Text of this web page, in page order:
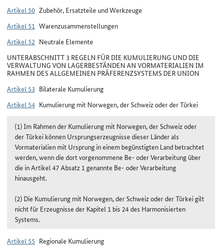
Artikel 50 Zubehör, Ersatzteile und Werkzeuge
Artikel 51 Warenzusammenstellungen
Artikel 52 Neutrale Elemente
UNTERABSCHNITT 3 REGELN FÜR DIE KUMULIERUNG UND DIE
VERWALTUNG VON LAGERBESTÄNDEN AN VORMATERIALIEN IM
RAHMEN DES ALLGEMEINEN PRÄFERENZSYSTEMS DER UNION
Artikel 53 Bilaterale Kumulierung
Artikel 54 Kumulierung mit Norwegen, der Schweiz oder der Türkei
(1) Im Rahmen der Kumulierung mit Norwegen, der Schweiz oder
der Türkei können Ursprungserzeugnisse dieser Länder als
Vormaterialien mit Ursprung in einem begünstigten Land betrachtet
werden, wenn die dort vorgenommene Be- oder Verarbeitung über
die in Artikel 47 Absatz 1 genannte Be- oder Verarbeitung
hinausgeht.
(2) Die Kumulierung mit Norwegen, der Schweiz oder der Türkei gilt
nicht für Erzeugnisse der Kapitel 1 bis 24 des Harmonisierten
Systems.
Artikel 55 Regionale Kumulierung